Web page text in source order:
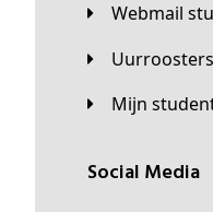
Webmail
Uurroosters
Mijn
Social Media